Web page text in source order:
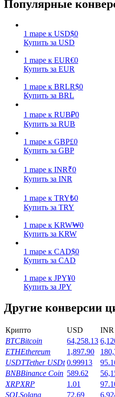
Торговые стратегии
Узнайте, как оставаться
Заработок
Получайте конкурентные
Популярные
1 mape к USD$0
Купить за USD
1 mape к EUR€0
Купить за EUR
1 mape к BRLR$0
Купить за BRL
1 mape к RUB₽0
Купить за RUB
1 mape к GBP£0
Купить за GBP
1 mape к INR₹0
Купить за INR
1 mape к TRY₺0
Купить за TRY
1 mape к KRW₩0
Купить за KRW
1 mape к CAD$0
Купить за CAD
1 mape к JPY¥0
Купить за JPY
Другие конверсии
Крипто USD INR
BTCBitcoin 64,258.13
ETHEthereum 1,897.90
USDTTether USDt 0.99913
BNBBinance Coin 589.62
XRPXRP 1.01
SOLSolana 72.69